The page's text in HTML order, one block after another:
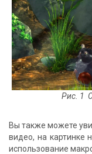
Рис. 1
Вы также можете
видео, на картинке
использование